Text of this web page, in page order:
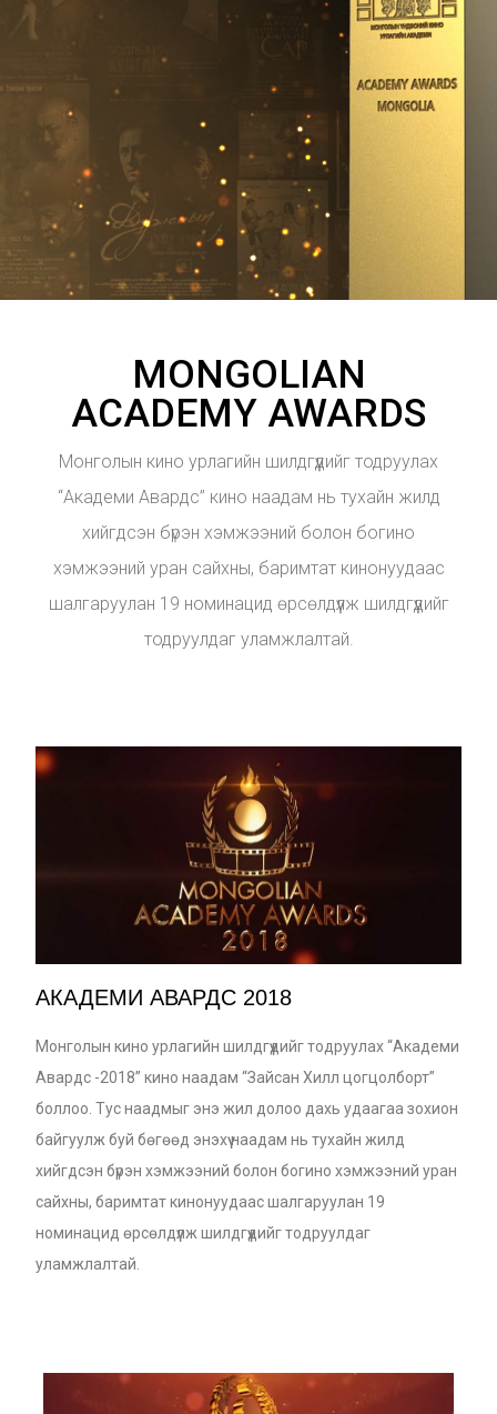
MONGOLIAN
ACADEMY AWARDS
Монголын кино урлагийн шилдгүүдийг тодруулах
“Академи Авардс” кино наадам нь тухайн жилд
хийгдсэн бүрэн хэмжээний болон богино
хэмжээний уран сайхны, баримтат кинонуудаас
шалгаруулан 19 номинацид өрсөлдүүлж шилдгүүдийг
тодруулдаг уламжлалтай.
АКАДЕМИ АВАРДС 2018
Монголын кино урлагийн шилдгүүдийг тодруулах “Академи
Авардс -2018” кино наадам “Зайсан Хилл цогцолборт”
боллоо. Тус наадмыг энэ жил долоо дахь удаагаа зохион
байгуулж буй бөгөөд энэхүү наадам нь тухайн жилд
хийгдсэн бүрэн хэмжээний болон богино хэмжээний уран
сайхны, баримтат кинонуудаас шалгаруулан 19
номинацид өрсөлдүүлж шилдгүүдийг тодруулдаг
уламжлалтай.